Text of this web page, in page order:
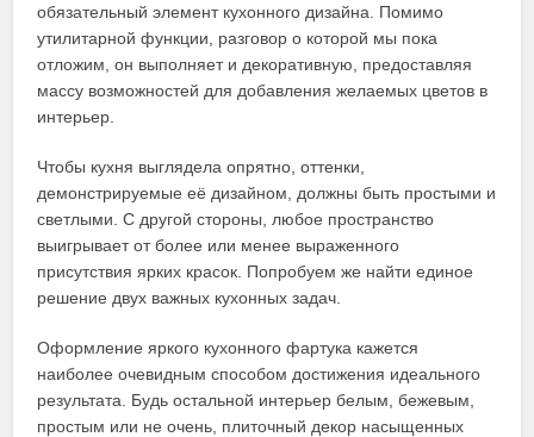
обязательный элемент кухонного дизайна. Помимо
утилитарной функции, разговор о которой мы пока
отложим, он выполняет и декоративную, предоставляя
массу возможностей для добавления желаемых цветов в
интерьер.
Чтобы кухня выглядела опрятно, оттенки,
демонстрируемые её дизайном, должны быть простыми и
светлыми. С другой стороны, любое пространство
выигрывает от более или менее выраженного
присутствия ярких красок. Попробуем же найти единое
решение двух важных кухонных задач.
Оформление яркого кухонного фартука кажется
наиболее очевидным способом достижения идеального
результата. Будь остальной интерьер белым, бежевым,
простым или не очень, плиточный декор насыщенных